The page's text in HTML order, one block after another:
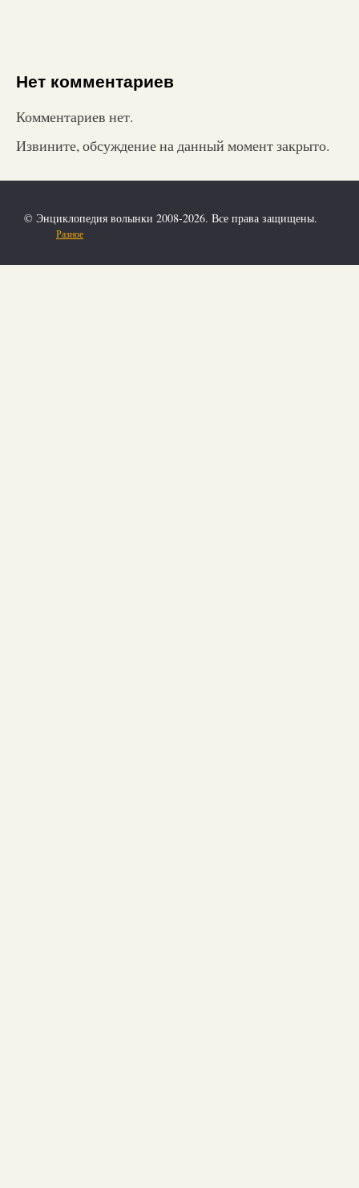
Нет комментариев
Комментариев нет.
Извините, обсуждение на данный момент закрыто.
© Энциклопедия волынки 2008-2026. Все права защищены.
Разное